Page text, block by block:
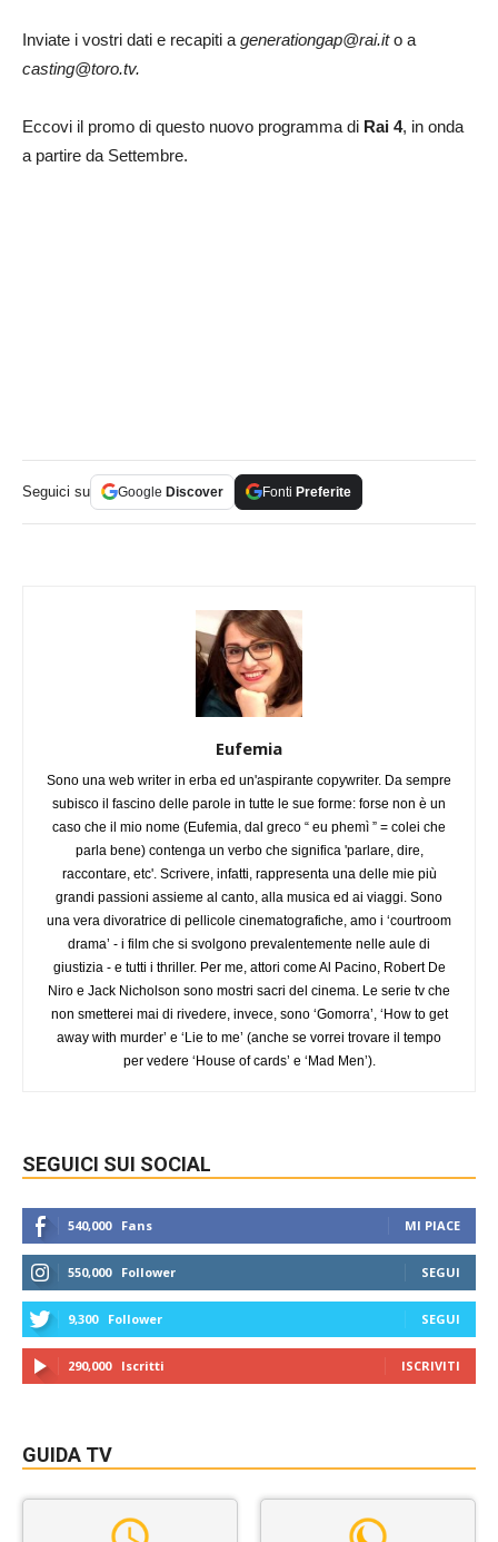
Inviate i vostri dati e recapiti a generationgap@rai.ito a
casting@toro.tv.
Eccovi il promo di questo nuovo programma di Rai 4, in onda
a partire da Settembre.
Seguici su Google Discover Fonti Preferite
Eufemia
Sono una web writer in erba ed un'aspirante copywriter. Da sempre
subisco il fascino delle parole in tutte le sue forme: forse non è un
caso che il mio nome (Eufemia, dal greco “ eu phemì ” = colei che
parla bene) contenga un verbo che significa 'parlare, dire,
raccontare, etc'. Scrivere, infatti, rappresenta una delle mie più
grandi passioni assieme al canto, alla musica ed ai viaggi. Sono
una vera divoratrice di pellicole cinematografiche, amo i ‘courtroom
drama’ - i film che si svolgono prevalentemente nelle aule di
giustizia - e tutti i thriller. Per me, attori come Al Pacino, Robert De
Niro e Jack Nicholson sono mostri sacri del cinema. Le serie tv che
non smetterei mai di rivedere, invece, sono ‘Gomorra’, ‘How to get
away with murder’ e ‘Lie to me’ (anche se vorrei trovare il tempo
per vedere ‘House of cards’ e ‘Mad Men’).
SEGUICI SUI SOCIAL
540,000 Fans MI PIACE
550,000 Follower SEGUI
9,300 Follower SEGUI
290,000 Iscritti ISCRIVITI
GUIDA TV